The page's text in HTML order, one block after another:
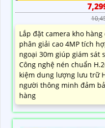
Lắp đặt camera kho
phân giải cao 4MP tích
ngoại 30m giúp giám sát
Công nghệ nén chuẩn
kiệm dung lượng lưu trữ
người thông minh đảm
hàng